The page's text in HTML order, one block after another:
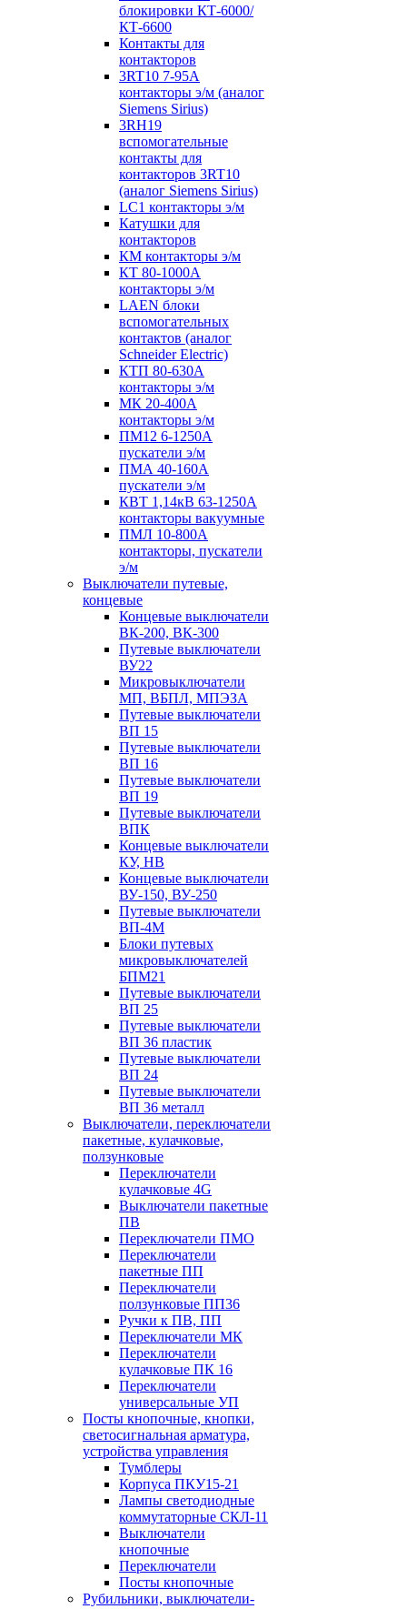
блокировки КТ-6000/
КТ-6600
Контакты для
контакторов
3RT10 7-95А
контакторы э/м (аналог
Siemens Sirius)
3RH19
вспомогательные
контакты для
контакторов 3RT10
(аналог Siemens Sirius)
LC1 контакторы э/м
Катушки для
контакторов
КМ контакторы э/м
КТ 80-1000А
контакторы э/м
LAEN блоки
вспомогательных
контактов (аналог
Schneider Electric)
КТП 80-630А
контакторы э/м
МК 20-400А
контакторы э/м
ПМ12 6-1250А
пускатели э/м
ПМА 40-160А
пускатели э/м
КВТ 1,14кВ 63-1250А
контакторы вакуумные
ПМЛ 10-800А
контакторы, пускатели
э/м
Выключатели путевые,
концевые
Концевые выключатели
ВК-200, ВК-300
Путевые выключатели
ВУ22
Микровыключатели
МП, ВБПЛ, МПЭЗА
Путевые выключатели
ВП 15
Путевые выключатели
ВП 16
Путевые выключатели
ВП 19
Путевые выключатели
ВПК
Концевые выключатели
КУ, НВ
Концевые выключатели
ВУ-150, ВУ-250
Путевые выключатели
ВП-4М
Блоки путевых
микровыключателей
БПМ21
Путевые выключатели
ВП 25
Путевые выключатели
ВП 36 пластик
Путевые выключатели
ВП 24
Путевые выключатели
ВП 36 металл
Выключатели, переключатели
пакетные, кулачковые,
ползунковые
Переключатели
кулачковые 4G
Выключатели пакетные
ПВ
Переключатели ПМО
Переключатели
пакетные ПП
Переключатели
ползунковые ПП36
Ручки к ПВ, ПП
Переключатели МК
Переключатели
кулачковые ПК 16
Переключатели
универсальные УП
Посты кнопочные, кнопки,
светосигнальная арматура,
устройства управления
Тумблеры
Корпуса ПКУ15-21
Лампы светодиодные
коммутаторные СКЛ-11
Выключатели
кнопочные
Переключатели
Посты кнопочные
Рубильники, выключатели-